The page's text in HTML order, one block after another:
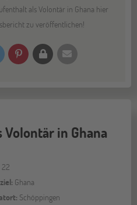
als Volontär in Ghana hier
zu veröffentlichen!
Volontär in Ghana
22
Ghana
Schöppingen